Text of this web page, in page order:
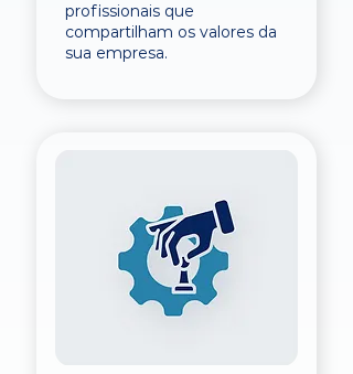
profissionais que
compartilham os valores da
sua empresa.